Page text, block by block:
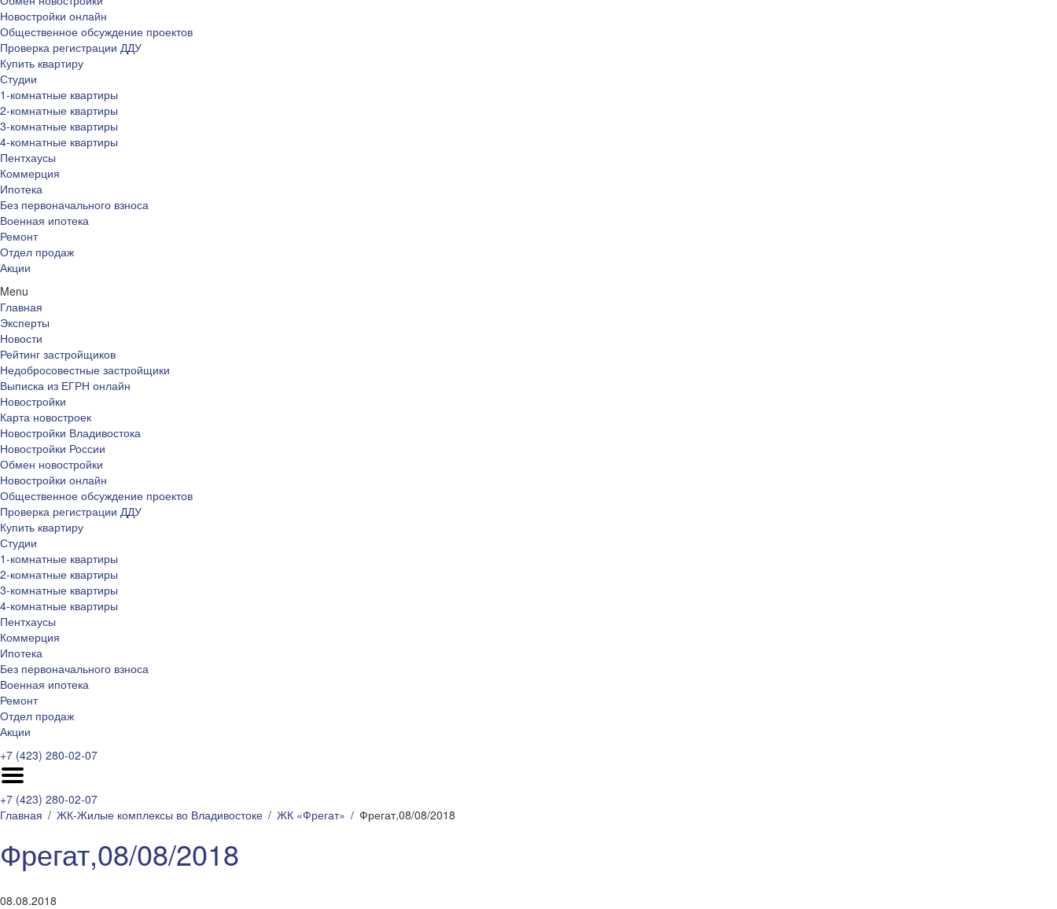
Новостройки онлайн
Общественное обсуждение проектов
Проверка регистрации ДДУ
Купить квартиру
Студии
1-комнатные квартиры
2-комнатные квартиры
3-комнатные квартиры
4-комнатные квартиры
Пентхаусы
Коммерция
Ипотека
Без первоначального взноса
Военная ипотека
Ремонт
Отдел продаж
Акции
Menu
Главная
Эксперты
Новости
Рейтинг застройщиков
Недобросовестные застройщики
Выписка из ЕГРН онлайн
Новостройки
Карта новостроек
Новостройки Владивостока
Новостройки России
Обмен новостройки
Новостройки онлайн
Общественное обсуждение проектов
Проверка регистрации ДДУ
Купить квартиру
Студии
1-комнатные квартиры
2-комнатные квартиры
3-комнатные квартиры
4-комнатные квартиры
Пентхаусы
Коммерция
Ипотека
Без первоначального взноса
Военная ипотека
Ремонт
Отдел продаж
Акции
+7 (423) 280-02-07
+7 (423) 280-02-07
Главная
ЖК-Жилые комплексы во Владивостоке ЖК «Фрегат» Фрегат,08/08/2018
Фрегат,08/08/2018
08.08.2018